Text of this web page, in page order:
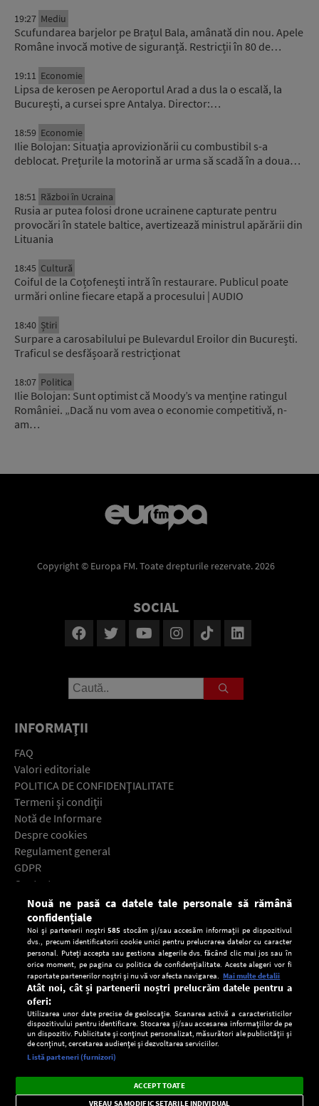
19:27 Mediu
Scufundarea barjelor pe Brațul Bala, amânată din nou. Apele
Române invocă motive de siguranță. Restricții în 80 de…
19:11 Economie
Lipsa de kerosen pe Aeroportul Arad a dus la o escală, la
București, a cursei spre Antalya. Director:…
18:59 Economie
Ilie Bolojan: Situaţia aprovizionării cu combustibil s-a
deblocat. Prețurile la motorină ar urma să scadă în a doua…
18:51 Război în Ucraina
Rusia ar putea folosi drone ucrainene capturate pentru
provocări în statele baltice, avertizează ministrul apărării din
Lituania
18:45 Cultură
Coiful de la Coțofenești intră în restaurare. Publicul poate
urmări online fiecare etapă a procesului | AUDIO
18:40 Știri
Surpare a carosabilului pe Bulevardul Eroilor din București.
Traficul se desfășoară restricționat
18:07 Politica
Ilie Bolojan: Sunt optimist că Moody’s va menține ratingul
României. „Dacă nu vom avea o economie competitivă, n-
am…
Copyright © Europa FM. Toate drepturile rezervate. 2026
SOCIAL
INFORMAŢII
FAQ
Valori editoriale
POLITICA DE CONFIDENŢIALITATE
Termeni şi condiţii
Notă de Informare
Despre cookies
Regulament general
GDPR
Contact
Descarcă gratuit aplicaţia Europa FM pentru smartphone:
Setări:
Dark
Mode
Radio live, podcasturi, știri și alerte
importante.
×
Nouă ne pasă ca datele tale personale să rămână
confidențiale
Noi și partenerii noștri585 stocăm și/sau accesăm informații pe dispozitivul
dvs., precum identificatorii cookie unici pentru prelucrarea datelor cu caracter
personal. Puteți accepta sau gestiona alegerile dvs. făcând clic mai jos sau în
orice moment, pe pagina cu politica de confidențialitate. Aceste alegeri vor fi
raportate partenerilor noștri și nu vă vor afecta navigarea. Mai multe detalii
Atât noi, cât și partenerii noștri prelucrăm datele pentru a
oferi:
Utilizarea unor date precise de geolocație. Scanarea activă a caracteristicilor
dispozitivului pentru identificare. Stocarea și/sau accesarea informațiilor de pe
un dispozitiv. Publicitate și conținut personalizat, măsurători ale publicității și
de conținut, cercetarea audienței și dezvoltarea serviciilor.
Listă parteneri (furnizori)
ACCEPT TOATE
VREAU SA MODIFIC SETARILE INDIVIDUAL